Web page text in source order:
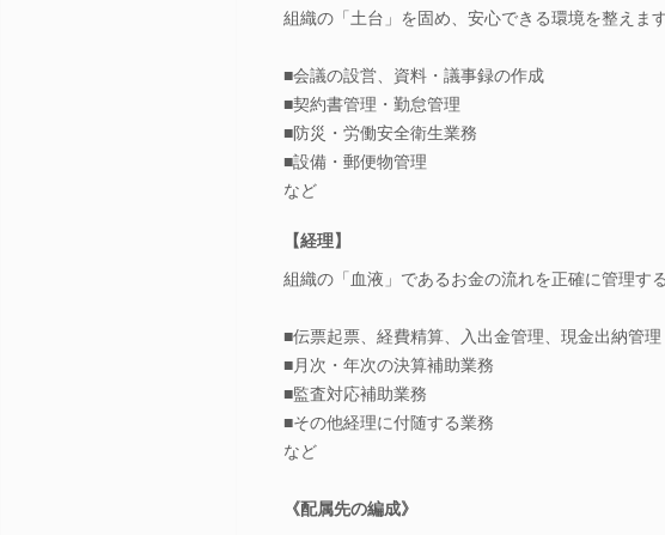
組織の「土台」を固め、安心できる環境を整えます
■会議の設営、資料・議事録の作成
■契約書管理・勤怠管理
■防災・労働安全衛生業務
■設備・郵便物管理
など
【経理】
組織の「血液」であるお金の流れを正確に管理す
■伝票起票、経費精算、入出金管理、現金出納管理
■月次・年次の決算補助業務
■監査対応補助業務
■その他経理に付随する業務
など
《配属先の編成》